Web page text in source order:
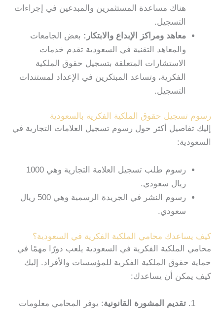
هناك مساعدة المستثمرين والمبدعين في إجراءات
التسجيل.
معاهد ومراكز الإبداع والابتكار: بعض الجامعات
والمعاهد التقنية في السعودية تقدم خدمات
الاستشارات المتعلقة بتسجيل حقوق الملكية
الفكرية، وتساعد المبتكرين في الإعداد لمستندات
التسجيل.
رسوم تسجيل حقوق الملكية الفكرية بالسعودية
إليك تفاصيل أكثر حول رسوم تسجيل العلامات التجارية في
السعودية:
رسوم طلب تسجيل العلامة التجارية وهي 1000
ريال سعودي.
رسوم النشر في الجريدة الرسمية وهي 500 ريال
سعودي.
كيف يساعدك محامي الملكية الفكرية في السعودية؟
محامي الملكية الفكرية في السعودية يلعب دورًا مهمًا في
حماية حقوق الملكية الفكرية للمؤسسات والأفراد. إليك
كيف يمكن أن يساعدك:
تقديم المشورة القانونية: يوفر المحامي معلومات